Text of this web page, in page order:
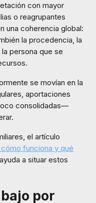
con mayor
o reagrupantes
una coherencia global:
la procedencia, la
persona que se
se movían en la
aportaciones
consolidadas—
el artículo
funciona y qué
a situar estos
por